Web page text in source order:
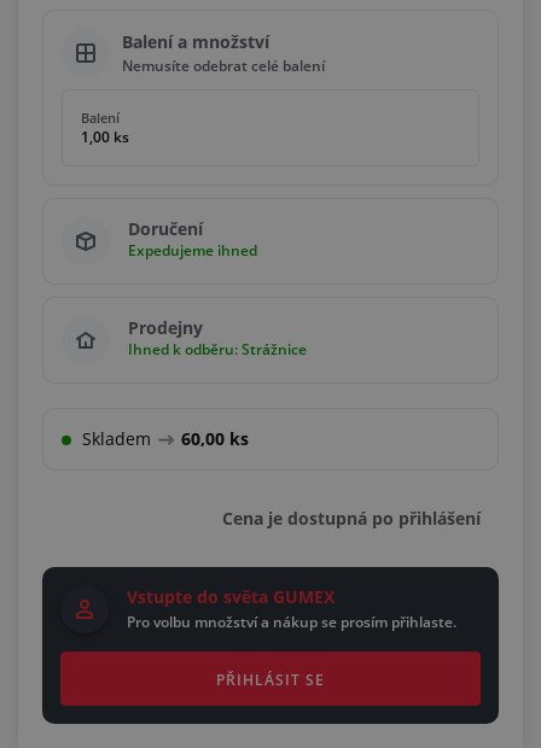
Balení a množství
Nemusíte odebrat celé balení
Balení
1,00 ks
Doručení
Expedujeme ihned
Prodejny
Ihned k odběru: Strážnice
Skladem 60,00 ks
Cena je dostupná po přihlášení
Vstupte do světa GUMEX
Pro volbu množství a nákup se prosím přihlaste.
PŘIHLÁSIT SE